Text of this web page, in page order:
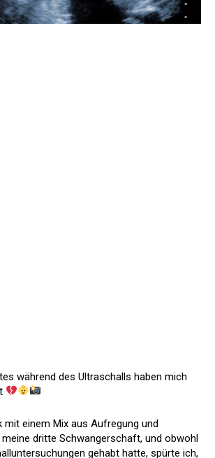
während des Ultraschalls haben mich
mit einem Mix aus Aufregung und
dritte Schwangerschaft, und obwohl
gehabt hatte, spürte ich,